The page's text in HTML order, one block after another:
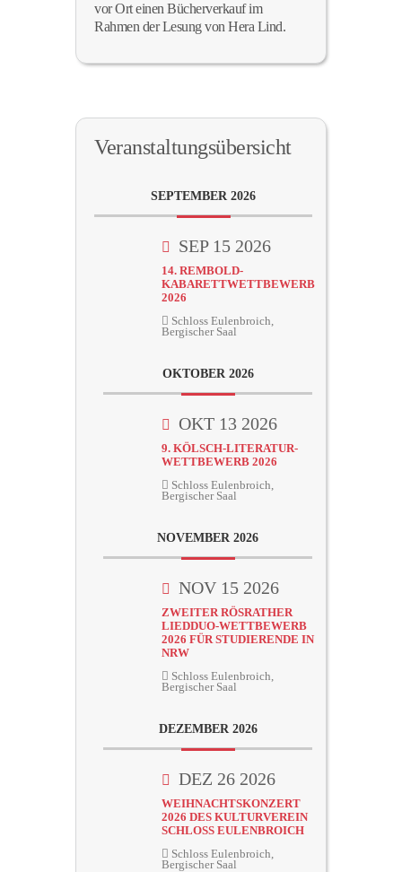
vor Ort einen Bücherverkauf im
Rahmen der Lesung von Hera Lind.
Veranstaltungsübersicht
SEPTEMBER 2026
SEP 15 2026
14. REMBOLD-
KABARETTWETTBEWERB
2026
Schloss Eulenbroich,
Bergischer Saal
OKTOBER 2026
OKT 13 2026
9. KÖLSCH-LITERATUR-
WETTBEWERB 2026
Schloss Eulenbroich,
Bergischer Saal
NOVEMBER 2026
NOV 15 2026
ZWEITER RÖSRATHER
LIEDDUO-WETTBEWERB
2026 FÜR STUDIERENDE IN
NRW
Schloss Eulenbroich,
Bergischer Saal
DEZEMBER 2026
DEZ 26 2026
WEIHNACHTSKONZERT
2026 DES KULTURVEREIN
SCHLOSS EULENBROICH
Schloss Eulenbroich,
Bergischer Saal